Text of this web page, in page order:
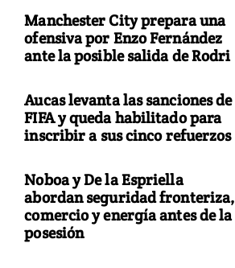
Manchester City prepara una
ofensiva por Enzo Fernández
ante la posible salida de Rodri
Aucas levanta las sanciones de
FIFA y queda habilitado para
inscribir a sus cinco refuerzos
Noboa y De la Espriella
abordan seguridad fronteriza,
comercio y energía antes de la
posesión